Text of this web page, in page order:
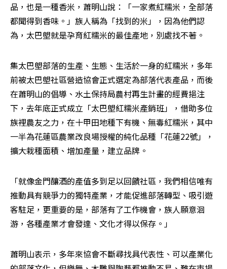
品，也是一種香米，蕭明山說：「一家煮紅糯米，全部落
都聞得到香味。」族人稱為「找到的米」，因為他們認
為，太巴塱就是孕育紅糯米的最佳產地，別處找不著。
集太巴塱部落的生產、生態、生活於一身的紅糯米，多年
前被太巴塱社區營造協會正式選定為部落代表產品，而後
在蕭明山的倡導、水土保持局農村再生計畫的經費挹注
下，去年底正式成立「太巴塱紅糯米產銷班」，借助多位
族裡農友之力，在十甲田地種下有機、無毒紅糯米，其中
一半為花蓮區農業改良場授權的純化品種「花蓮22號」，
擴大栽種面積、增加產量，建立品牌。
「就像金門釀酒的產值多到足以回饋社區，我們相信唯有
推動具有競爭力的獨特產業，才能促進部落轉型、吸引遊
客駐足，更重要的是，部落有了工作機會，族人願意洄
游，各種產業才會發達、文化才得以保存。」
蕭明山表示，多年來協會不斷尋找具代表性、可以產業化